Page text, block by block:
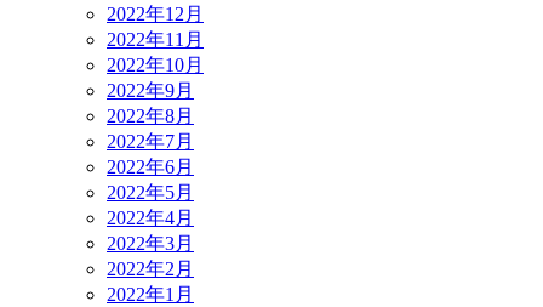
2022年12月
2022年11月
2022年10月
2022年9月
2022年8月
2022年7月
2022年6月
2022年5月
2022年4月
2022年3月
2022年2月
2022年1月